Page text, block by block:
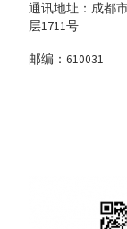
通讯地址：成都
层1711号
邮编：610031